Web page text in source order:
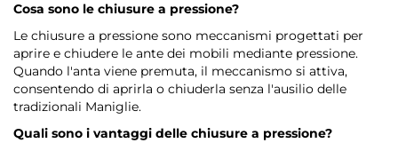
Cosa sono le chiusure a pressione?
Le chiusure a pressione sono meccanismi progettati per
aprire e chiudere le ante dei mobili mediante pressione.
Quando l'anta viene premuta, il meccanismo si attiva,
consentendo di aprirla o chiuderla senza l'ausilio delle
tradizionali Maniglie.
Quali sono i vantaggi delle chiusure a pressione?